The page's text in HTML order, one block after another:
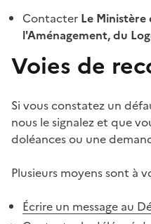
Contacter Le
l'Aménagement, du
Voies de
Si vous constatez un
nous le signalez et que
doléances ou une
Plusieurs moyens sont à
Écrire un message au